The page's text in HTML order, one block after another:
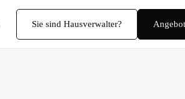
Sie sind Hausverwalter?